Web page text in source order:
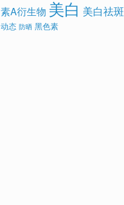
素A衍生物 美白 美白祛斑
动态 防晒 黑色素